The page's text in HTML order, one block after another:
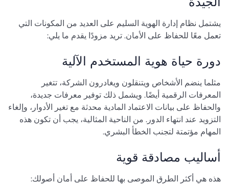
يشتمل نظام إدارة الهوية السليم على العديد من المكونات التي
تعمل معًا للحفاظ على الأمان. تريد مزودًا يقدم ما يلي:
دورة حياة هوية المستخدم الآلية
مثلما ينضم الأشخاص ويتنقلون ويغادرون الشركة، تتغير
المعرفات الرقمية أيضًا. ويشمل ذلك توفير معرفات جديدة،
والحفاظ على بيانات الاعتماد المادية محدثة مع تغير الأدوار، وإلغاء
التزويد عند انتهاء الدور. من الناحية المثالية، يجب أن تكون هذه
المهام مؤتمتة لتجنب الخطأ البشري.
أساليب مصادقة قوية
هذه هي أكثر الطرق الموصى بها للحفاظ على أمان أصولك: